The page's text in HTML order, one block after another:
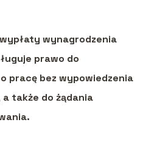
wynagrodzenia
prawo do
pracę bez wypowiedzenia
także do żądania